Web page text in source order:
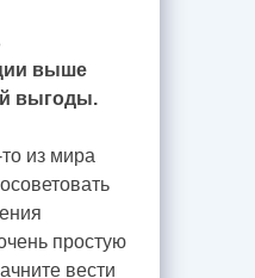
выше
выгоды.
то из мира
простую
вести